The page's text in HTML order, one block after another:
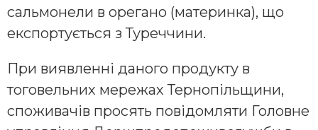
сальмонели в орегано (материнка), що
експортується з Туреччини.
При виявленні даного продукту в
тоговельних мережах Тернопільщини,
споживачів просять повідомляти Головне